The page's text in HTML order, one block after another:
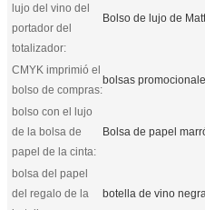
lujo del vino del
portador del
totalizador:
Bolso de lujo de
CMYK imprimió el
bolso de compras:
bolsas
bolso con el lujo
de la bolsa de
papel de la cinta:
Bolsa de papel
bolsa del papel
del regalo de la
botella de vino